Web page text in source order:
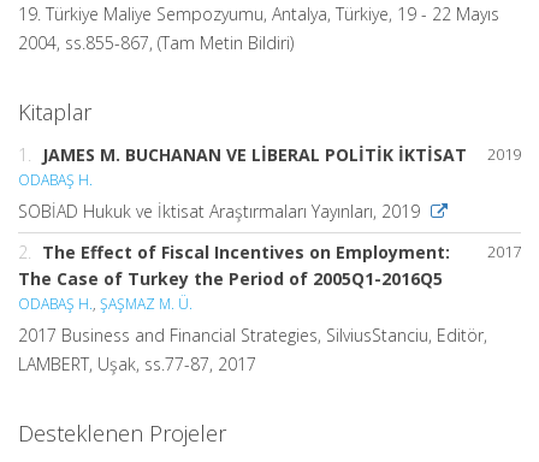
19. Türkiye Maliye Sempozyumu, Antalya, Türkiye, 19 - 22 Mayıs
2004, ss.855-867, (Tam Metin Bildiri)
Kitaplar
2019
1. JAMES M. BUCHANAN VE LİBERAL POLİTİK İKTİSAT
ODABAŞ H.
SOBİAD Hukuk ve İktisat Araştırmaları Yayınları, 2019
2017
2.
The Effect of Fiscal Incentives on Employment:
The Case of Turkey the Period of 2005Q1-2016Q5
ODABAŞ H., ŞAŞMAZ M. Ü.
2017 Business and Financial Strategies, SilviusStanciu, Editör,
LAMBERT, Uşak, ss.77-87, 2017
Desteklenen Projeler